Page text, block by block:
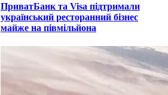
ПриватБанк та Visa підтримали
український ресторанний бізнес
майже на півмільйона